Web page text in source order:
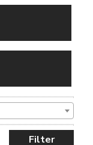
Filter